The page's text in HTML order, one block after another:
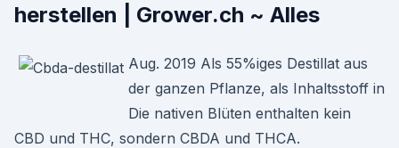
herstellen | Grower.ch ~ Alles
Aug. 2019 Als 55%iges Destillat aus
der ganzen Pflanze, als Inhaltsstoff in
Die nativen Blüten enthalten kein
CBD und THC, sondern CBDA und THCA.